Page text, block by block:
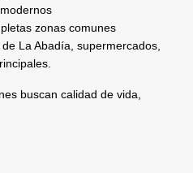
zonas comunes
La Abadía, supermercados,
buscan calidad de vida,